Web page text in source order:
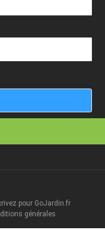
pour GoJardin.fr
générales